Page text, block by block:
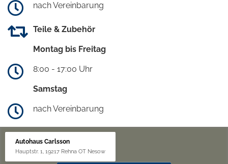
nach Vereinbarung
Teile & Zubehör
Montag bis Freitag
8:00 - 17:00 Uhr
Samstag
nach Vereinbarung
Autohaus Carlsson
Hauptstr. 1, 19217 Rehna OT Nesow